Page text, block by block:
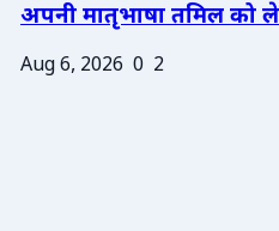
अपनी मातृभाषा तमिल को
Aug 6, 2026 0 2